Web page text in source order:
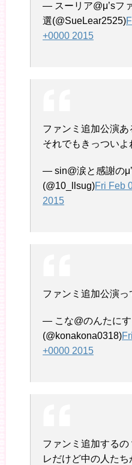
— スーリア@μ’sフ
選(@SueLear2525)
+0000 2015
ファンミ追加公演あ
それでもきっつい
— sin@涙と感謝の
(@10_llsug)Fri Feb
2015
ファンミ追加公演っ
— こな@のんたにす
(@konakona0318)
+0000 2015
ファンミ追加する
レだけど中の人た